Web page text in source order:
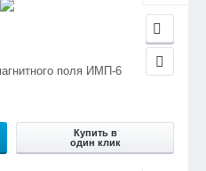
поля ИМП-6
Купить в
один клик